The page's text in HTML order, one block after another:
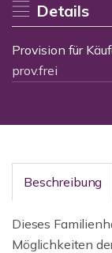
Details
Provision für
prov.frei
Beschreibung
Dieses
Möglichkeiten